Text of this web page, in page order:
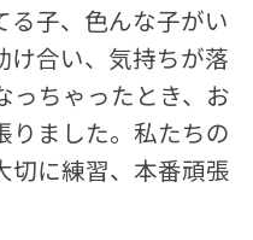
る子、色んな子がい
け合い、気持ちが落
っちゃったとき、お
りました。私たちの
切に練習、本番頑張